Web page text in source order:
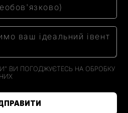
ВИ ПОГОДЖУЄТЕСЬ НА ОБРОБКУ